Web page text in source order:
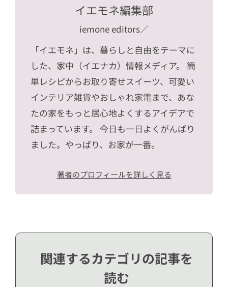
イエモネ編集部
iemone editors／
「イエモネ」は、暮らしと自由をテーマに
した、家中（イエナカ）情報メディア。 簡
単レシピからお取り寄せスイーツ、可愛い
インテリア雑貨やおしゃれ家電まで、あな
たの家をもっと居心地よくするアイデアで
詰まっています。 今日も一日よくがんばり
ました。やっぱり、お家が一番。
著者のプロフィールを詳しく見る
関連するカテゴリの記事を
読む